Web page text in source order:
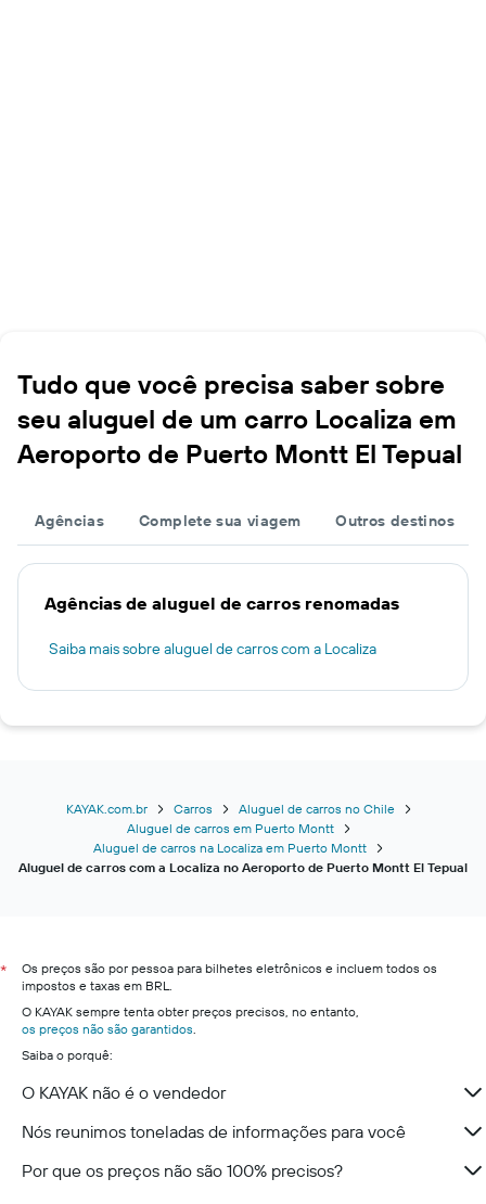
Tudo que você precisa saber sobre
seu aluguel de um carro Localiza em
Aeroporto de Puerto Montt El Tepual
Agências Complete sua viagem Outros destinos
Agências de aluguel de carros renomadas
Saiba mais sobre aluguel de carros com a Localiza
KAYAK.com.br Carros
Aluguel de carros no Chile
Aluguel de carros em Puerto Montt
Aluguel de carros na Localiza em Puerto Montt
Aluguel de carros com a Localiza no Aeroporto de Puerto Montt El Tepual
*
Os preços são por pessoa para bilhetes eletrônicos e incluem todos os
impostos e taxas em BRL.
O KAYAK sempre tenta obter preços precisos, no entanto,
os preços não são garantidos.
Saiba o porquê:
O KAYAK não é o vendedor
Nós reunimos toneladas de informações para você
Por que os preços não são 100% precisos?